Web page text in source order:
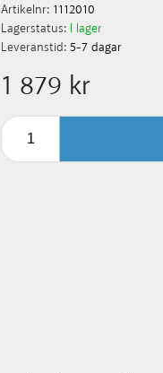
Artikelnr: 1112010
Lagerstatus: I lager
Leveranstid: 5-7 dagar
1 879 kr